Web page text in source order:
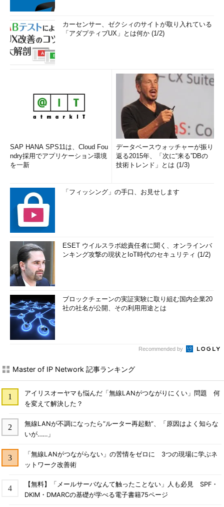
カーセンサー、ゼクシィのサイトが取り入れている
「アダプティブUX」とは何か (1/2)
SAP HANA SPS11は、Cloud Fou
ndry採用でアプリケーション環境
を一新
データベースウォッチャーが振り
返る2015年、「次に“来る”DBの
技術トレンド」とは (1/3)
「フィッシング」の手口、お見せします
ESET ウイルスラボ総責任者に聞く、オンラインバ
ンキング攻撃の現状とIoT時代のセキュリティ (1/2)
ブロックチェーンの実証実験に取り組む国内企業20
社の社名が公開、その利用用途とは
Recommended by
Master of IP Network 記事ランキング
アイリスオーヤマも悩んだ「無線LANがつながりにくい」問題 何
を変えて解決した？
無線LANが不調になったら“ルーター再起動”、「原因はよく知らな
いが……」
「無線LANがつながらない」の苦情をゼロに 3つの現場に学ぶネ
ットワーク改善術
【無料】「メールサーバなんて触ったことない」人も必見 SPF・
DKIM・DMARCの基礎が学べる電子書籍75ページ